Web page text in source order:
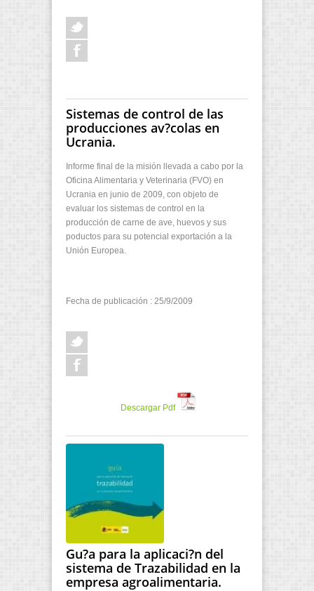
Sistemas de control de las
producciones av?colas en
Ucrania.
Informe final de la misión llevada a cabo por la
Oficina Alimentaria y Veterinaria (FVO) en
Ucrania en junio de 2009, con objeto de
evaluar los sistemas de control en la
producción de carne de ave, huevos y sus
poductos para su potencial exportación a la
Unión Europea.
Fecha de publicación : 25/9/2009
Descargar Pdf
Gu?a para la aplicaci?n del
sistema de Trazabilidad en la
empresa agroalimentaria.